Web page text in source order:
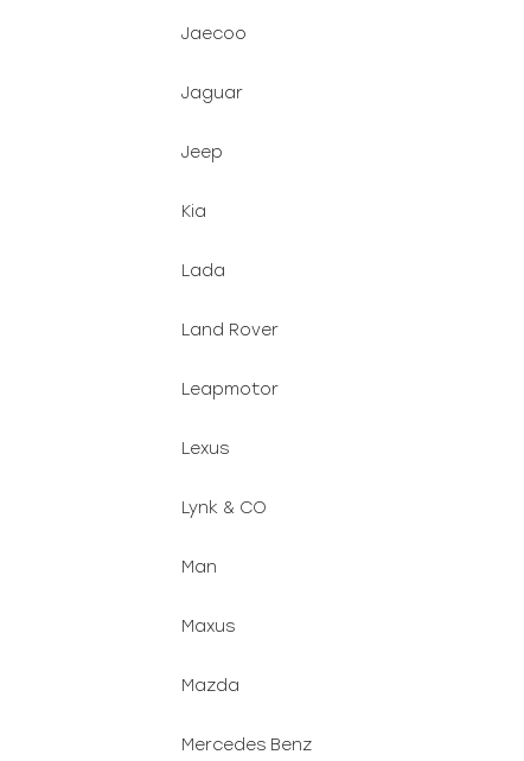
Jaecoo
Jaguar
Jeep
Kia
Lada
Land Rover
Leapmotor
Lexus
Lynk & CO
Man
Maxus
Mazda
Mercedes Benz